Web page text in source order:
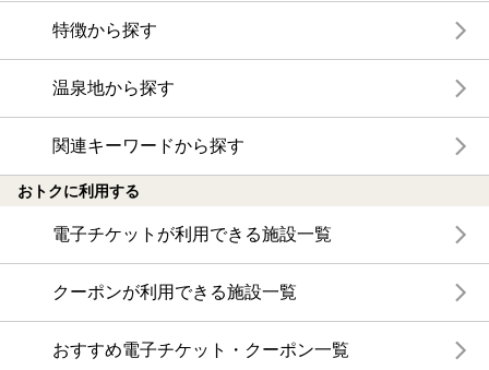
特徴から探す
温泉地から探す
関連キーワードから探す
おトクに利用する
電子チケットが利用できる施設一覧
クーポンが利用できる施設一覧
おすすめ電子チケット・クーポン一覧